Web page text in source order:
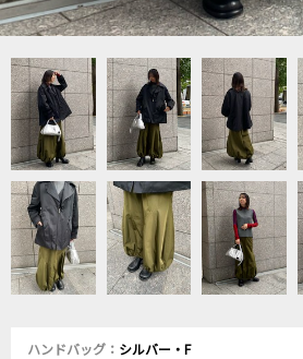
ハンドバッグ： シルバー・F